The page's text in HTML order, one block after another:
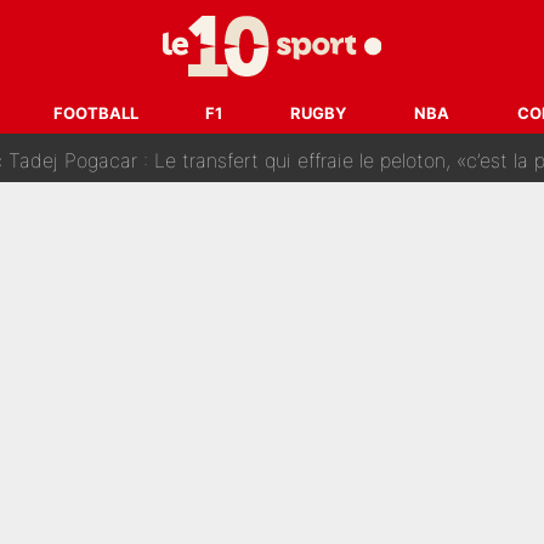
FOOTBALL F1 RUGBY NBA
: Les coulisses de la décision de Lucas Chevalier pour
sur CNews, un ancien journaliste de France Télévisions relance la
Tadej Pogacar : Le transfert qui effraie le peloton, «c’est la